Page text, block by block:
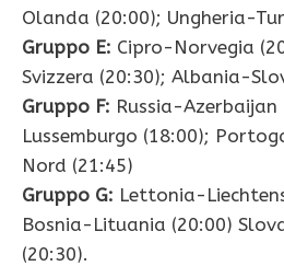
Olanda (20:00); Ungheria-
Gruppo E: Cipro-Norvegia
Svizzera (20:30); Albania-
Gruppo F: Russia-
Lussemburgo (18:00);
Nord (21:45)
Gruppo G: Lettonia-
Bosnia-Lituania (20:00)
(20:30).